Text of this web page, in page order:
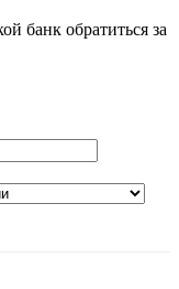
банк обратиться за